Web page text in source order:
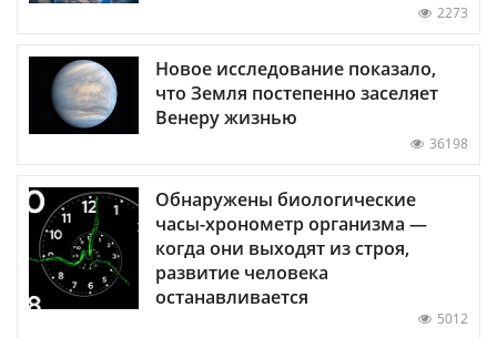
2273
Новое исследование показало,
что Земля постепенно заселяет
Венеру жизнью
36198
Обнаружены биологические
часы-хронометр организма —
когда они выходят из строя,
развитие человека
останавливается
5012